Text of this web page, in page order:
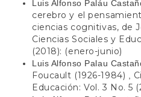
Luis Alfonso Paláu
cerebro y el
ciencias cognitivas, de
Ciencias Sociales y
(2018): (enero-junio)
Luis Alfonso Palau
Foucault (1926-1984)
Educación: Vol. 3 No. 5